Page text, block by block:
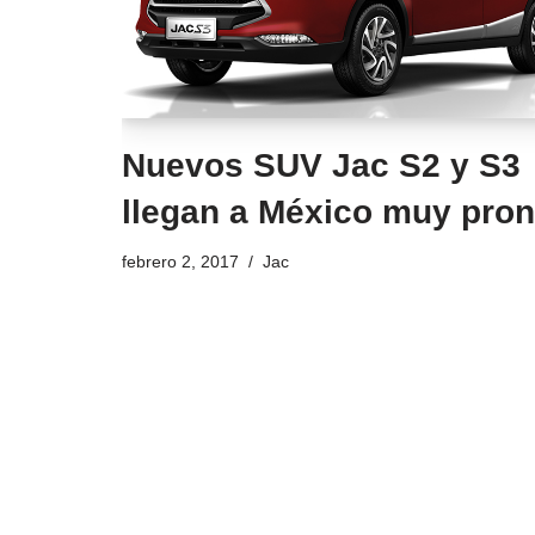
Nuevos SUV Jac S2 y S3
llegan a México muy
febrero 2, 2017 Jac